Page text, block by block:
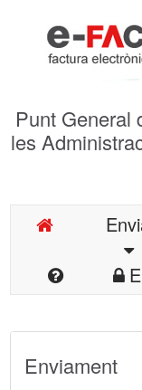
Punt General
les
Enviament